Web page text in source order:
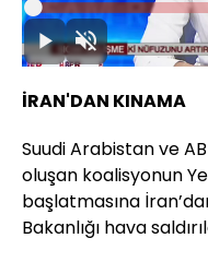
DuraklatSesi
Aç
Yüklendi:
1.54%
İRAN'DAN KINAMA
Suudi Arabistan ve
oluşan koalisyonun
başlatmasına
Bakanlığı hava